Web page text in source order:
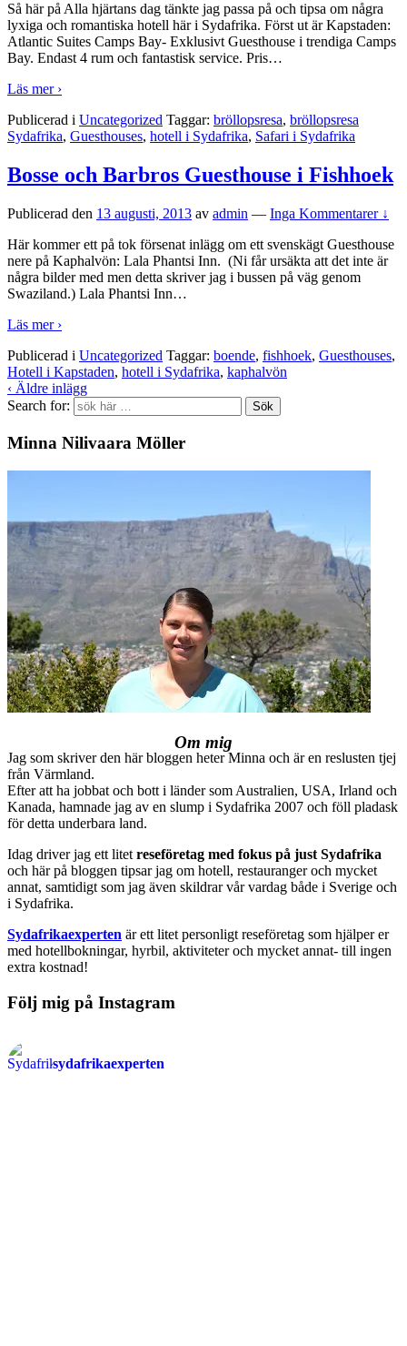
Så här på Alla hjärtans dag tänkte jag passa på och tipsa om några
lyxiga och romantiska hotell här i Sydafrika. Först ut är Kapstaden:
Atlantic Suites Camps Bay- Exklusivt Guesthouse i trendiga Camps
Bay. Endast 4 rum och fantastisk service. Pris…
Läs mer ›
Publicerad i Uncategorized Taggar: bröllopsresa, bröllopsresa
Sydafrika, Guesthouses, hotell i Sydafrika, Safari i Sydafrika
Bosse och Barbros Guesthouse i Fishhoek
Publicerad den 13 augusti, 2013 av admin — Inga Kommentarer ↓
Här kommer ett på tok försenat inlägg om ett svenskägt Guesthouse
nere på Kaphalvön: Lala Phantsi Inn. (Ni får ursäkta att det inte är
några bilder med men detta skriver jag i bussen på väg genom
Swaziland.) Lala Phantsi Inn…
Läs mer ›
Publicerad i Uncategorized Taggar: boende, fishhoek, Guesthouses,
Hotell i Kapstaden, hotell i Sydafrika, kaphalvön
‹ Äldre inlägg
Search for:
Minna Nilivaara Möller
Om mig
Jag som skriver den här bloggen heter Minna och är en reslusten tjej
från Värmland.
Efter att ha jobbat och bott i länder som Australien, USA, Irland och
Kanada, hamnade jag av en slump i Sydafrika 2007 och föll pladask
för detta underbara land.
Idag driver jag ett litet reseföretag med fokus på just Sydafrika
och här på bloggen tipsar jag om hotell, restauranger och mycket
annat, samtidigt som jag även skildrar vår vardag både i Sverige och
i Sydafrika.
Sydafrikaexperten är ett litet personligt reseföretag som hjälper er
med hotellbokningar, hyrbil, aktiviteter och mycket annat- till ingen
extra kostnad!
Följ mig på Instagram
sydafrikaexperten